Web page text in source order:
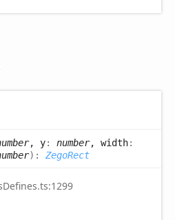
, y: number, width:
) : ZegoRect